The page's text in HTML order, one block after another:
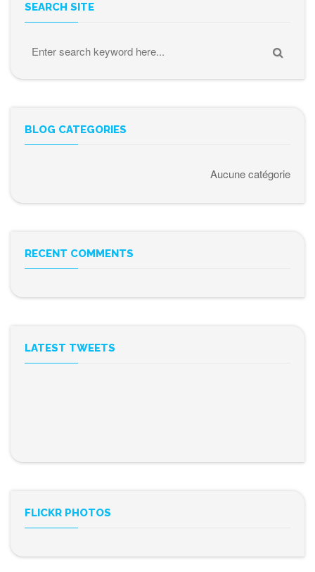
SEARCH SITE
BLOG CATEGORIES
Aucune catégorie
RECENT COMMENTS
LATEST TWEETS
FLICKR PHOTOS